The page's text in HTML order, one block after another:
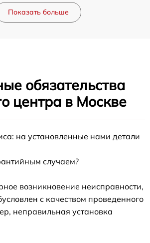
Показать больше
обязательства
центра в Москве
на установленные нами детали
случаем?
возникновение неисправности,
с качеством проведенного
неправильная установка